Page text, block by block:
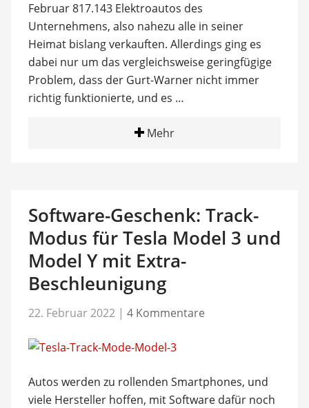
Februar 817.143 Elektroautos des
Unternehmens, also nahezu alle in seiner
Heimat bislang verkauften. Allerdings ging es
dabei nur um das vergleichsweise geringfügige
Problem, dass der Gurt-Warner nicht immer
richtig funktionierte, und es …
Mehr
Software-Geschenk: Track-
Modus für Tesla Model 3 und
Model Y mit Extra-
Beschleunigung
22. Februar 2022 | 4 Kommentare
Autos werden zu rollenden Smartphones, und
viele Hersteller hoffen, mit Software dafür noch